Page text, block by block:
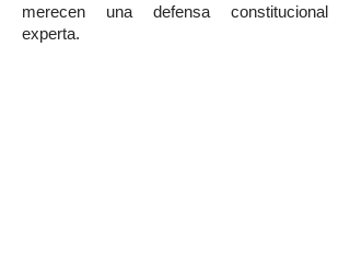
merecen una defensa constitucional
experta.